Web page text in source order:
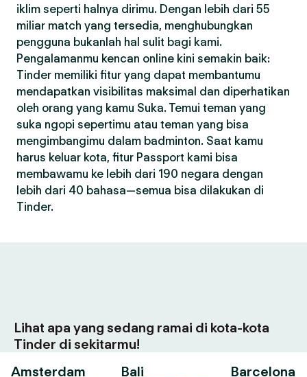
iklim seperti halnya dirimu. Dengan lebih dari 55
miliar match yang tersedia, menghubungkan
pengguna bukanlah hal sulit bagi kami.
Pengalamanmu kencan online kini semakin baik:
Tinder memiliki fitur yang dapat membantumu
mendapatkan visibilitas maksimal dan diperhatikan
oleh orang yang kamu Suka. Temui teman yang
suka ngopi sepertimu atau teman yang bisa
mengimbangimu dalam badminton. Saat kamu
harus keluar kota, fitur Passport kami bisa
membawamu ke lebih dari 190 negara dengan
lebih dari 40 bahasa—semua bisa dilakukan di
Tinder.
Lihat apa yang sedang ramai di kota-kota
Tinder di sekitarmu!
Amsterdam
Bali Barcelona